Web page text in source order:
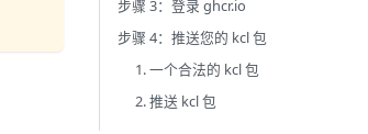
步骤 3：登录 ghcr.io
步骤 4：推送您的 kcl 包
1. 一个合法的 kcl 包
2. 推送 kcl 包